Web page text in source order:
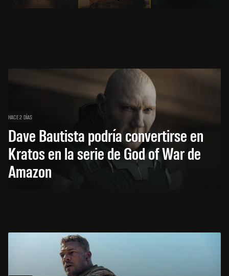
HACE 2 DÍAS
Dave Bautista podría convertirse en
Kratos en la serie de God of War de
Amazon